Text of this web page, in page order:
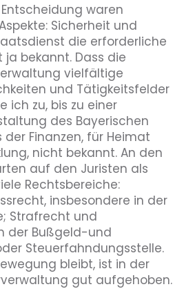
waren
Sicherheit und
die erforderliche
bekannt. Dass die
vielfältige
und Tätigkeitsfelder
ich zu, bis zu einer
des Bayerischen
Finanzen, für Heimat
nicht bekannt. An den
auf den Juristen als
Rechtsbereiche:
insbesondere in der
Strafrecht und
der Bußgeld-und
Steuerfahndungsstelle.
bleibt, ist in der
gut aufgehoben.